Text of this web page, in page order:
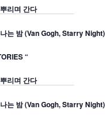
리며 간다
는 밤 (Van Gogh, Starry Night)
“
리며 간다
는 밤 (Van Gogh, Starry Night)